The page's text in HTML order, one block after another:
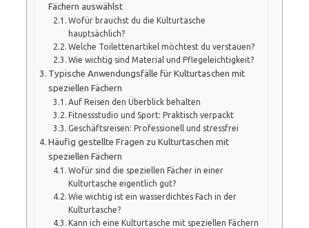
Fächern auswählst
Wofür brauchst du die Kulturtasche
hauptsächlich?
Welche Toilettenartikel möchtest du verstauen?
Wie wichtig sind Material und Pflegeleichtigkeit?
Typische Anwendungsfälle für Kulturtaschen mit
speziellen Fächern
Auf Reisen den Überblick behalten
Fitnessstudio und Sport: Praktisch verpackt
Geschäftsreisen: Professionell und stressfrei
Häufig gestellte Fragen zu Kulturtaschen mit
speziellen Fächern
Wofür sind die speziellen Fächer in einer
Kulturtasche eigentlich gut?
Wie wichtig ist ein wasserdichtes Fach in der
Kulturtasche?
Kann ich eine Kulturtasche mit speziellen Fächern